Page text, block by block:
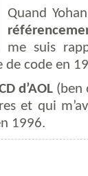
Quand
me suis
de code en
d’AOL (ben
et qui
1996.